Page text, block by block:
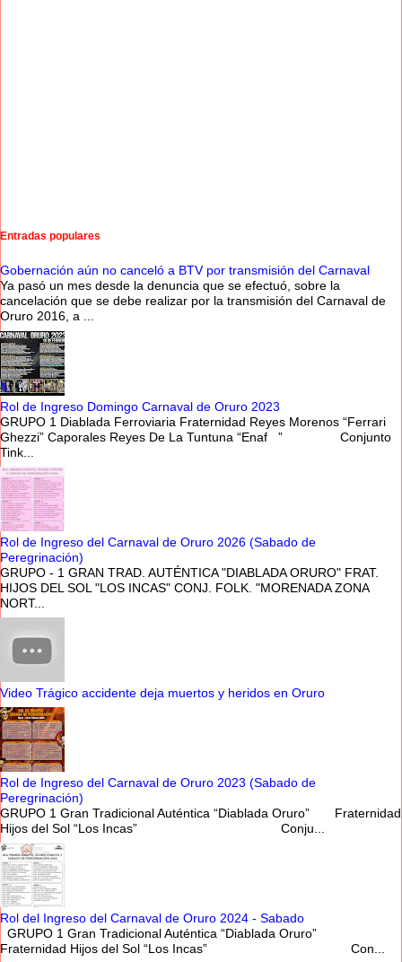
Entradas populares
Gobernación aún no canceló a BTV por transmisión del Carnaval
Ya pasó un mes desde la denuncia que se efectuó, sobre la
cancelación que se debe realizar por la transmisión del Carnaval de
Oruro 2016, a ...
Rol de Ingreso Domingo Carnaval de Oruro 2023
GRUPO 1 Diablada Ferroviaria Fraternidad Reyes Morenos “Ferrari
Ghezzi” Caporales Reyes De La Tuntuna “Enaf ” Conjunto
Tink...
Rol de Ingreso del Carnaval de Oruro 2026 (Sabado de
Peregrinación)
GRUPO - 1 GRAN TRAD. AUTÉNTICA "DIABLADA ORURO" FRAT.
HIJOS DEL SOL "LOS INCAS" CONJ. FOLK. "MORENADA ZONA
NORT...
Video Trágico accidente deja muertos y heridos en Oruro
Rol de Ingreso del Carnaval de Oruro 2023 (Sabado de
Peregrinación)
GRUPO 1 Gran Tradicional Auténtica “Diablada Oruro” Fraternidad
Hijos del Sol “Los Incas” Conju...
Rol del Ingreso del Carnaval de Oruro 2024 - Sabado
GRUPO 1 Gran Tradicional Auténtica “Diablada Oruro”
Fraternidad Hijos del Sol “Los Incas” Con...